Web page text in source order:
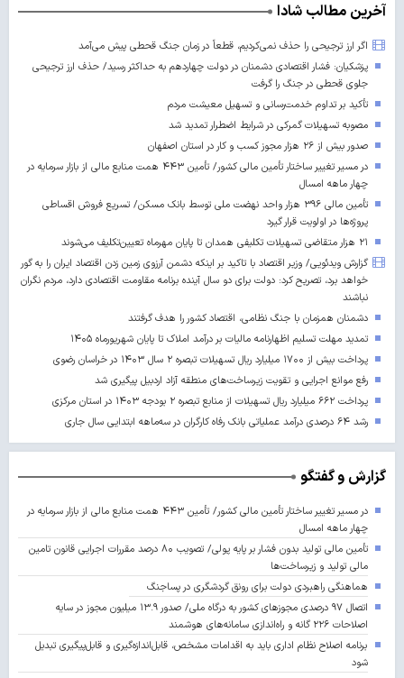
آخرین مطالب شادا
اگر ارز ترجیحی را حذف نمی‌کردیم، قطعاً در زمان جنگ قحطی پیش می‌آمد
پزشکیان: فشار اقتصادی دشمنان در دولت چهاردهم به حداکثر رسید/ حذف ارز ترجیحی
جلوی قحطی در جنگ را گرفت
تأکید بر تداوم خدمت‌رسانی و تسهیل معیشت مردم
مصوبه تسهیلات گمرکی در شرایط اضطرار تمدید شد
صدور بیش از ۲۶ هزار مجوز کسب‌ و کار در استان اصفهان
در مسیر تغییر ساختار تأمین مالی کشور/ تأمین ۴۴۳ همت منابع مالی از بازار سرمایه در
چهار ماهه امسال
تأمین مالی ۳۹۶ هزار واحد نهضت ملی توسط بانک مسکن/ تسریع فروش اقساطی
پروژه‌ها در اولویت قرار گیرد
۲۱ هزار متقاضی تسهیلات تکلیفی همدان تا پایان مهرماه تعیین‌تکلیف می‌شوند
گزارش ویدئویی/ وزیر اقتصاد با تاکید بر اینکه دشمن آرزوی زمین زدن اقتصاد ایران را به گور
خواهد برد، تصریح کرد: دولت برای دو سال آینده برنامه مقاومت اقتصادی دارد، مردم نگران
نباشند
دشمنان همزمان با جنگ نظامی، اقتصاد کشور را هدف گرفتند
تمدید مهلت تسلیم اظهارنامه مالیات بر درآمد املاک تا پایان شهریورماه ۱۴۰۵
پرداخت بیش از ۱۷۰۰ میلیارد ریال تسهیلات تبصره ۲ سال ۱۴۰۳ در خراسان رضوی
رفع موانع اجرایی و تقویت زیرساخت‌های منطقه آزاد اردبیل پیگیری شد
پرداخت ۶۶۲ میلیارد ریال تسهیلات از منابع تبصره ۲ بودجه ۱۴۰۳ در استان مرکزی
رشد ۶۴ درصدی درآمد عملیاتی بانک رفاه کارگران در سه‌ماهه ابتدایی سال جاری
گزارش و گفتگو
در مسیر تغییر ساختار تأمین مالی کشور/ تأمین ۴۴۳ همت منابع مالی از بازار سرمایه در
چهار ماهه امسال
تأمین مالی تولید بدون فشار بر پایه پولی/ تصویب ۸۰ درصد مقررات اجرایی قانون تامین
مالی تولید و زیرساخت‌ها
هماهنگی راهبردی دولت برای رونق گردشگری در پساجنگ
اتصال ۹۷ درصدی مجوزهای کشور به درگاه ملی/ صدور ۱۳.۹ میلیون مجوز در سایه
اصلاحات ۲۲۶ گانه و راه‌اندازی سامانه‌های هوشمند
برنامه اصلاح نظام اداری باید به اقدامات مشخص، قابل‌اندازه‌گیری و قابل‌پیگیری تبدیل
شود